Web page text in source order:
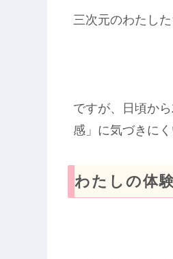
三次元のわたし
ですが、日頃か
感」に気づきに
わたしの体